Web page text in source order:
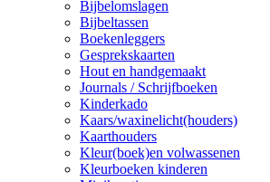
Bijbelomslagen
Bijbeltassen
Boekenleggers
Gesprekskaarten
Hout en handgemaakt
Journals / Schrijfboeken
Kinderkado
Kaars/waxinelicht(houders)
Kaarthouders
Kleur(boek)en volwassenen
Kleurboeken kinderen